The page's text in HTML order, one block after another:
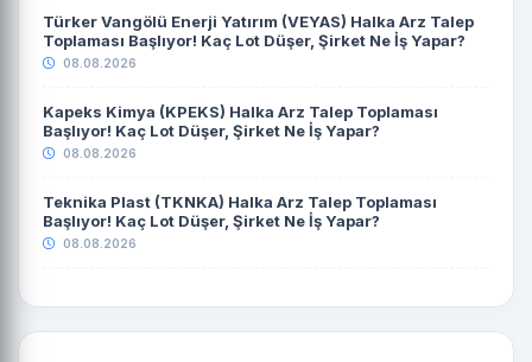
Türker Vangölü Enerji Yatırım (VEYAS) Halka Arz Talep
Toplaması Başlıyor! Kaç Lot Düşer, Şirket Ne İş Yapar?
08.08.2026
Kapeks Kimya (KPEKS) Halka Arz Talep Toplaması
Başlıyor! Kaç Lot Düşer, Şirket Ne İş Yapar?
08.08.2026
Teknika Plast (TKNKA) Halka Arz Talep Toplaması
Başlıyor! Kaç Lot Düşer, Şirket Ne İş Yapar?
08.08.2026